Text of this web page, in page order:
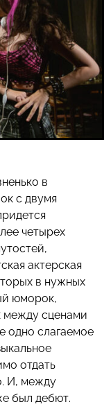
в
с двумя
четырех
актерская
в нужных
юморок,
между сценами
одно слагаемое
отдать
И, между
был дебют.